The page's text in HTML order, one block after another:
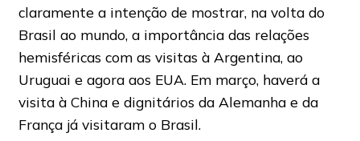
claramente a intenção de mostrar, na volta do
Brasil ao mundo, a importância das relações
hemisféricas com as visitas à Argentina, ao
Uruguai e agora aos EUA. Em março, haverá a
visita à China e dignitários da Alemanha e da
França já visitaram o Brasil.